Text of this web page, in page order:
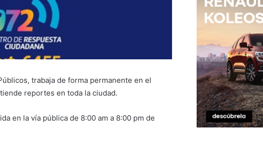
trabaja de forma permanente en el
reportes en toda la ciudad.
en la vía pública de 8:00 am a 8:00 pm de